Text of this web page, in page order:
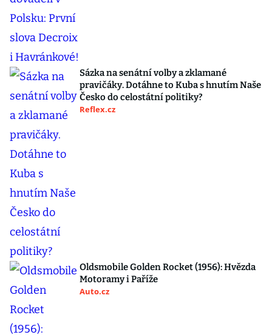
Sázka na senátní volby a zklamané
pravičáky. Dotáhne to Kuba s hnutím Naše
Česko do celostátní politiky?
Reflex.cz
Oldsmobile Golden Rocket (1956): Hvězda
Motoramy i Paříže
Auto.cz